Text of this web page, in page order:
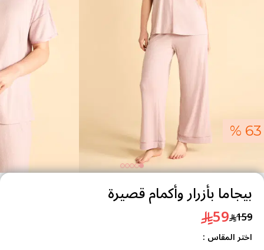
63 %
بيجاما بأزرار وأكمام قصيرة
159
59
اختر المقاس :